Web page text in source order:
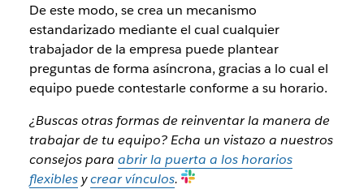
De este modo, se crea un mecanismo
estandarizado mediante el cual cualquier
trabajador de la empresa puede plantear
preguntas de forma asíncrona, gracias a lo cual el
equipo puede contestarle conforme a su horario.
¿Buscas otras formas de reinventar la manera de
trabajar de tu equipo? Echa un vistazo a nuestros
consejos para abrir la puerta a los horarios
flexiblesycrear vínculos.